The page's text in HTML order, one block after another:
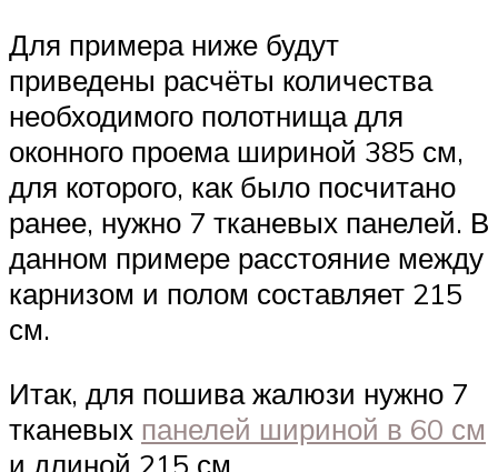
Для примера ниже будут
приведены расчёты количества
необходимого полотнища для
оконного проема шириной 385 см,
для которого, как было посчитано
ранее, нужно 7 тканевых панелей. В
данном примере расстояние между
карнизом и полом составляет 215
см.
Итак, для пошива жалюзи нужно 7
тканевых панелей шириной в 60 см
и длиной 215 см.